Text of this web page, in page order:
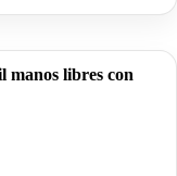
libres con